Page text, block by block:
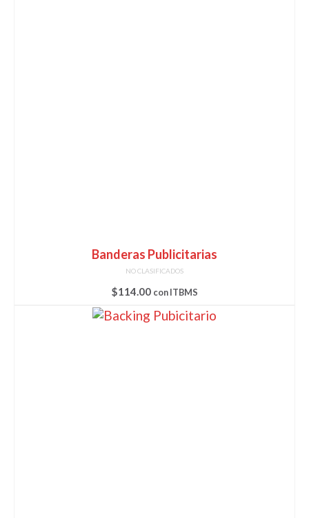
Banderas Publicitarias
NO CLASIFICADOS
$114.00 con ITBMS